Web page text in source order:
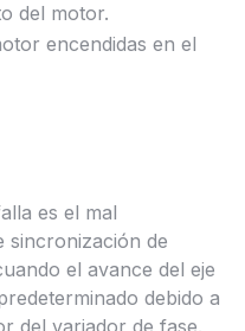
del motor.
encendidas en el
es el mal
sincronización de
el avance del eje
debido a
del variador de fase.